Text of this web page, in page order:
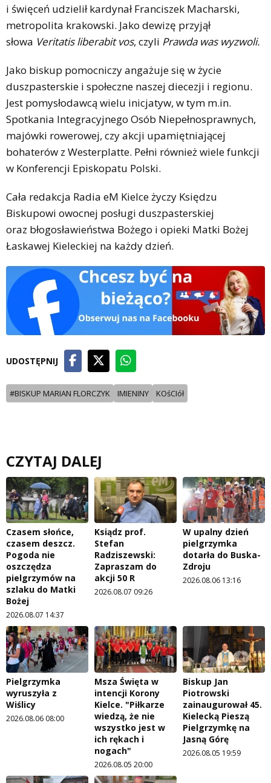
i święceń udzielił kardynał Franciszek Macharski,
metropolita krakowski. Jako dewizę przyjął
słowa Veritatis liberabit vos, czyli Prawda was wyzwoli.
Jako biskup pomocniczy angażuje się w życie
duszpasterskie i społeczne naszej diecezji i regionu.
Jest pomysłodawcą wielu inicjatyw, w tym m.in.
Spotkania Integracyjnego Osób Niepełnosprawnych,
majówki rowerowej, czy akcji upamiętniającej
bohaterów z Westerplatte. Pełni również wiele funkcji
w Konferencji Episkopatu Polski.
Cała redakcja Radia eM Kielce życzy Księdzu
Biskupowi owocnej posługi duszpasterskiej
oraz błogosławieństwa Bożego i opieki Matki Bożej
Łaskawej Kieleckiej na każdy dzień.
UDOSTĘPNIJ
#BISKUP MARIAN FLORCZYK IMIENINY KOśCIół
CZYTAJ DALEJ
Czasem słońce,
czasem deszcz.
Pogoda nie
oszczędza
pielgrzymów na
szlaku do Matki
Bożej
2026.08.07 14:37
Ksiądz prof.
Stefan
Radziszewski:
Zapraszam do
akcji 50 R
2026.08.07 09:26
W upalny dzień
pielgrzymka
dotarła do Buska-
Zdroju
2026.08.06 13:16
Pielgrzymka
wyruszyła z
Wiślicy
2026.08.06 08:00
Msza Święta w
intencji Korony
Kielce. "Piłkarze
wiedzą, że nie
wszystko jest w
ich rękach i
nogach"
2026.08.05 20:00
Biskup Jan
Piotrowski
zainaugurował 45.
Kielecką Pieszą
Pielgrzymkę na
Jasną Górę
2026.08.05 19:59